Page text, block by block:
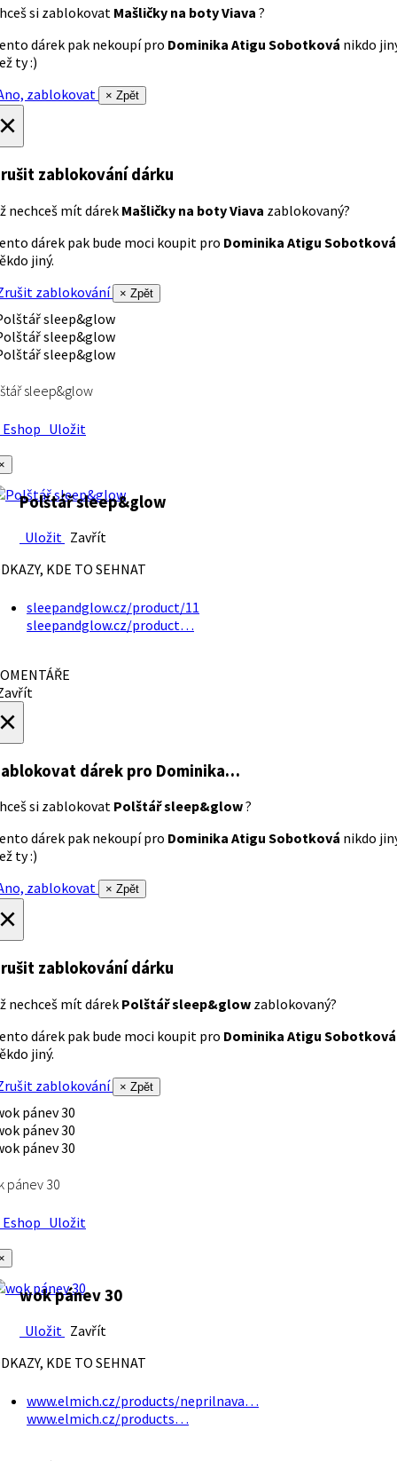
si zablokovat Mašličky na boty Viava ?
dárek pak nekoupí pro Dominika Atigu Sobotková nikdo
ty :)
zablokovat
× Zpět
zablokování dárku
nechceš mít dárek Mašličky na boty Viava zablokovaný?
dárek pak bude moci koupit pro Dominika Atigu Sobotková
jiný.
zablokování
× Zpět
sleep&glow
Uložit
Polštář sleep&glow
Uložit Zavřít
KDE TO SEHNAT
sleepandglow.cz/product/11
sleepandglow.cz/product…
dárek pro Dominika…
si zablokovat Polštář sleep&glow?
dárek pak nekoupí pro Dominika Atigu Sobotková nikdo
ty :)
zablokovat
× Zpět
zablokování dárku
nechceš mít dárek Polštář sleep&glow zablokovaný?
dárek pak bude moci koupit pro Dominika Atigu Sobotková
jiný.
zablokování
× Zpět
pánev 30
Uložit
wok pánev 30
Uložit Zavřít
KDE TO SEHNAT
www.elmich.cz/products/neprilnava…
www.elmich.cz/products…